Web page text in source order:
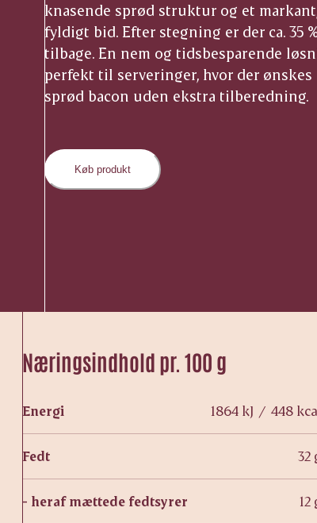
knasende sprød struktur og et
fyldigt bid. Efter stegning er der ca. 35
tilbage. En nem og tidsbesparende
perfekt til serveringer, hvor der ønskes
sprød bacon uden ekstra tilberedning.
Køb produkt
Næringsindhold pr. 100 g
Energi 1864 kJ / 448
Fedt 32
- heraf mættede fedtsyrer 12